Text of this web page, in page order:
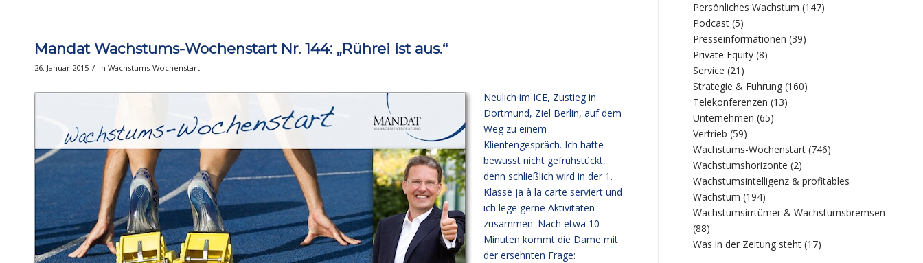
Mandat Wachstums-Wochenstart Nr. 144: „Rührei ist aus.“
26. Januar 2015 / in Wachstums-Wochenstart
Neulich im ICE, Zustieg in
Dortmund, Ziel Berlin, auf dem
Weg zu einem
Klientengespräch. Ich hatte
bewusst nicht gefrühstückt,
denn schließlich wird in der 1.
Klasse ja à la carte serviert und
ich lege gerne Aktivitäten
zusammen. Nach etwa 10
Minuten kommt die Dame mit
der ersehnten Frage:
Persönliches Wachstum (147)
Podcast (5)
Presseinformationen (39)
Private Equity (8)
Service (21)
Strategie & Führung (160)
Telekonferenzen (13)
Unternehmen (65)
Vertrieb (59)
Wachstums-Wochenstart (746)
Wachstumshorizonte (2)
Wachstumsintelligenz & profitables
Wachstum (194)
Wachstumsirrtümer & Wachstumsbremsen
(88)
Was in der Zeitung steht (17)